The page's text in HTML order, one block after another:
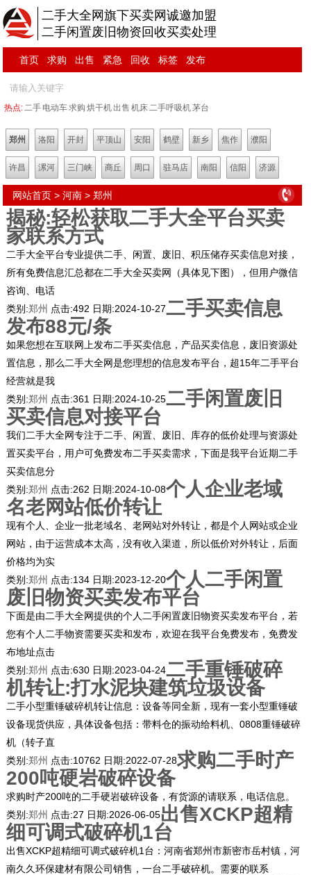
二手大全网旗下买卖网诚邀加盟
二手闲置废旧物资回收买卖处理
首页 求购 出售 紧急 回收 标签 发布
热点:二手 电动车求购 烘干机出售 机床二手呼吸机茅台
郑州 洛阳 开封 平顶山 安阳 鹤壁 新乡 焦作 濮阳
许昌 漯河 三门峡 商丘 周口 驻马店 南阳 信阳 济源
网站首页 >河南 >郑州
揭秘:轻松获取二手大全平台买卖
家联系方式
二手大全平台专业提供二手、闲置、废旧、积压储存买卖信息对接，
所有免费信息汇总都在二手大全买卖网（具体见下图），但用户微信
咨询、电话
类别:郑州 点击:492 日期:2024-10-27二手买卖信息
发布88元/条
如果您想在互联网上发布二手买卖信息，产品买卖信息，废旧资源处
置信息，那么二手大全网是您理想的信息发布平台，超15年二手平台
经营就是我
类别:郑州 点击:361 日期:2024-10-25二手闲置废旧
买卖信息对接平台
我们二手大全网专注于二手、闲置、废旧、库存的低价处理与资源处
置买卖平台，用户可免费发布二手买卖需求，下面是我平台近期二手
买卖信息分
类别:郑州 点击:262 日期:2024-10-08个人企业老域
名老网站低价转让
现有个人、企业一批老域名、老网站对外转让，都是个人网站或企业
网站，由于运营成本太高，没有收入渠道，所以低价对外转让，后面
价格均为实
类别:郑州 点击:134 日期:2023-12-20个人二手闲置
废旧物资买卖发布平台
下面是由二手大全网提供的个人二手闲置废旧物资买卖发布平台，若
您有个人二手物资需要买卖和发布，欢迎在我平台免费发布，免费发
布地址点击
类别:郑州 点击:630 日期:2023-04-24二手重锤破碎
机转让:打水泥块建筑垃圾设备
二手小型重锤破碎机转让信息：设备等同全新，现有一套小型重锤破
设备现货供应，具体设备包括：带料仓的振动给料机、0808重锤破碎
机（转子直
类别:郑州 点击:10762 日期:2022-07-28求购二手时产
200吨硬岩破碎设备
求购时产200吨的二手硬岩破碎设备，有货源的请联系，电话信息。
类别:郑州 点击:27 日期:2026-06-05出售XCKP超精
细可调式破碎机1台
出售XCKP超精细可调式破碎机1台：河南省郑州市新密市岳村镇，河
南久久环保建材有限公司销售，一台二手破碎机。需要的联系